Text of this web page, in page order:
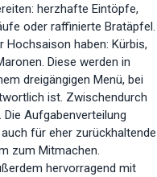
herzhafte Eintöpfe,
oder raffinierte Bratäpfel.
Hochsaison haben: Kürbis,
Diese werden in
dreigängigen Menü, bei
ist. Zwischendurch
Aufgabenverteilung
für eher zurückhaltende
zum Mitmachen.
hervorragend mit